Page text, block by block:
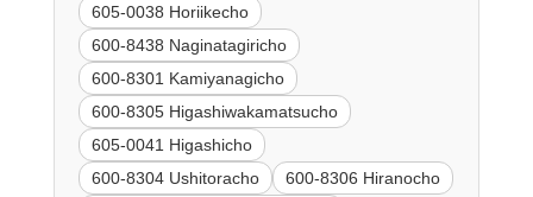
605-0038 Horiikecho
600-8438 Naginatagiricho
600-8301 Kamiyanagicho
600-8305 Higashiwakamatsucho
605-0041 Higashicho
600-8304 Ushitoracho
600-8306 Hiranocho